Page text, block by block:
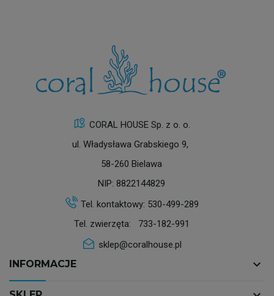
CORAL HOUSE Sp. z o. o.
ul. Władysława Grabskiego 9,
58-260 Bielawa
NIP: 8822144829
Tel. kontaktowy: 530-499-289
Tel. zwierzęta: 733-182-991
sklep@coralhouse.pl
INFORMACJE keyboard_arrow_down